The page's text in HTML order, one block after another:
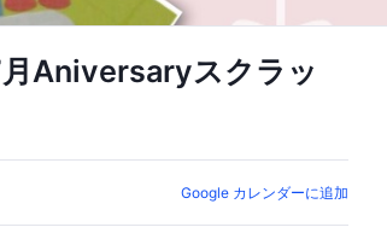
Aniversaryスクラッ
Google カレンダーに追加